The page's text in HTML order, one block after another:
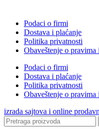
Podaci o firmi
Dostava i plaćanje
Politika privatnosti
Obaveštenje o pravima
Podaci o firmi
Dostava i plaćanje
Politika privatnosti
Obaveštenje o pravima
izrada sajtova i online